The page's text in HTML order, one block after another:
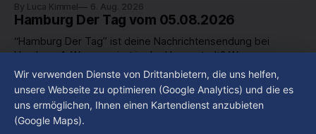
in unserer Stadt an? Fragen, die von Montag bis Freitag LIVE
um 18 Uhr beantwortet werden - auf YouTube und im TV.
By Luca Kimmel 6. Aug. 2026
Hamburg Der Tag vom 05.08.2026
“Hamburg Der Tag” ist deine Nachrichtensendung bei
Hamburg 1. Was passiert in der Hansestadt? Was
beschäftigt die Hamburgerinnen und Hamburger? Was steht
in unserer Stadt an? Fragen, die von Montag bis Freitag LIVE
um 18 Uhr beantwortet werden - auf YouTube und im TV.
By Luca Kimmel 5. Aug. 2026
Hamburg Der Tag vom 04.08.2026
“Hamburg Der Tag” ist deine Nachrichtensendung bei
Hamburg 1. Was passiert in der Hansestadt? Was
Wir verwenden Dienste von Drittanbietern, die uns helfen,
unsere Webseite zu optimieren (Google Analytics) und die es
uns ermöglichen, Ihnen einen Kartendienst anzubieten
(Google Maps).